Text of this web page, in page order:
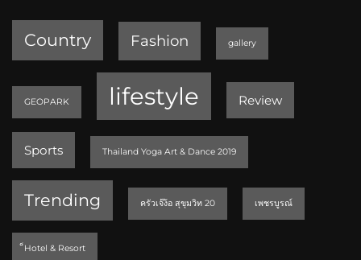
Country Fashion gallery
GEOPARK lifestyle Review
Sports Thailand Yoga Art & Dance 2019
Trending ครัวเจ๊ง้อ สุขุมวิท 20 เพชรบูรณ์
็Hotel & Resort